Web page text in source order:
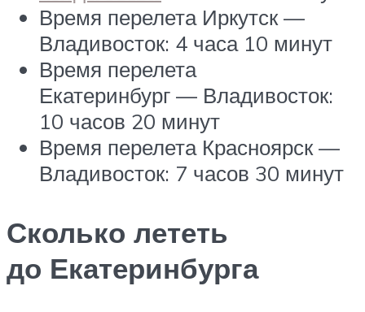
Время перелета Иркутск —
Владивосток: 4 часа 10 минут
Время перелета
Екатеринбург — Владивосток:
10 часов 20 минут
Время перелета Красноярск —
Владивосток: 7 часов 30 минут
Сколько лететь
до Екатеринбурга